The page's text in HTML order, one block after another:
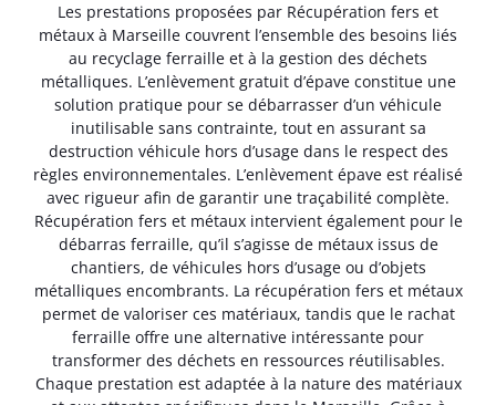
Les prestations proposées par Récupération fers et
métaux à Marseille couvrent l’ensemble des besoins liés
au recyclage ferraille et à la gestion des déchets
métalliques. L’enlèvement gratuit d’épave constitue une
solution pratique pour se débarrasser d’un véhicule
inutilisable sans contrainte, tout en assurant sa
destruction véhicule hors d’usage dans le respect des
règles environnementales. L’enlèvement épave est réalisé
avec rigueur afin de garantir une traçabilité complète.
Récupération fers et métaux intervient également pour le
débarras ferraille, qu’il s’agisse de métaux issus de
chantiers, de véhicules hors d’usage ou d’objets
métalliques encombrants. La récupération fers et métaux
permet de valoriser ces matériaux, tandis que le rachat
ferraille offre une alternative intéressante pour
transformer des déchets en ressources réutilisables.
Chaque prestation est adaptée à la nature des matériaux